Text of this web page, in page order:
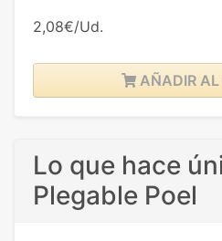
2,08€/Ud.
AÑADIR AL
Lo que hace
Plegable Poel